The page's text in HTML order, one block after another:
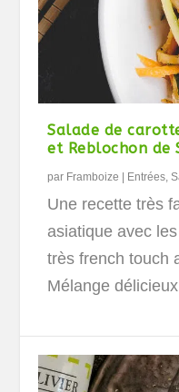
Salade de
et Reblochon de
par Framboize Entrées,
Une recette très
asiatique avec
très french touch
Mélange